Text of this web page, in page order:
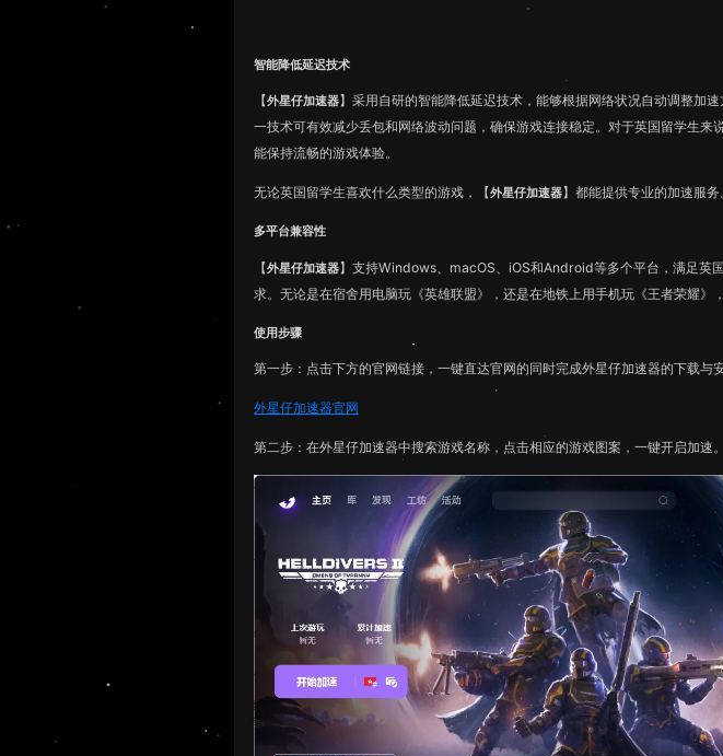
智能降低延迟技术
【外星仔加速器】采用自研的智能降低延迟技术，能够根据网络状况自动调整加
一技术可有效减少丢包和网络波动问题，确保游戏连接稳定。对于英国留学生来
能保持流畅的游戏体验。
无论英国留学生喜欢什么类型的游戏，【外星仔加速器】都能提供专业的加速服务
多平台兼容性
【外星仔加速器】支持Windows、macOS、iOS和Android等多个平台，满足英
求。无论是在宿舍用电脑玩《英雄联盟》，还是在地铁上用手机玩《王者荣耀》
使用步骤
第一步：点击下方的官网链接，一键直达官网的同时完成外星仔加速器的下载与安
外星仔加速器官网
第二步：在外星仔加速器中搜索游戏名称，点击相应的游戏图案，一键开启加速。